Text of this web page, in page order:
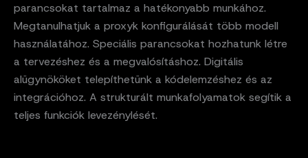
parancsokat tartalmaz a hatékonyabb munkához.
Megtanulhatjuk a proxyk konfigurálását több modell
használatához. Speciális parancsokat hozhatunk létre
a tervezéshez és a megvalósításhoz. Digitális
alügynököket telepíthetünk a kódelemzéshez és az
integrációhoz. A strukturált munkafolyamatok segítik a
teljes funkciók levezénylését.